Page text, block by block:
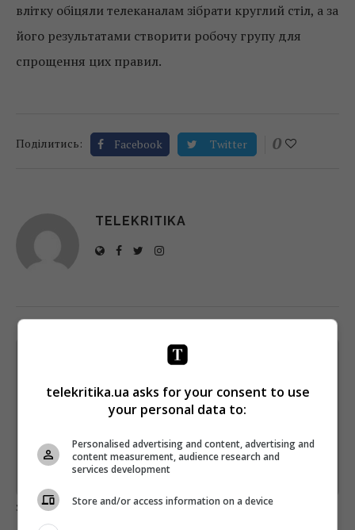
влітку обіцяли телеканалам зібрати круглий стіл, а за
його результатами створити робочу групу для
спрощення цих правил.
Поділитись: Facebook Twitter 0
TELEKRITIKA
Щотижневий лист з найцікавішим.
Підпишіться ще раз, якщо не отримуєте від нас листи
Підписатись→
Предоставлено SendPulse
загрузка...
telekritika.ua asks for your consent to use
your personal data to:
Personalised advertising and content, advertising and
content measurement, audience research and
services development
Store and/or access information on a device